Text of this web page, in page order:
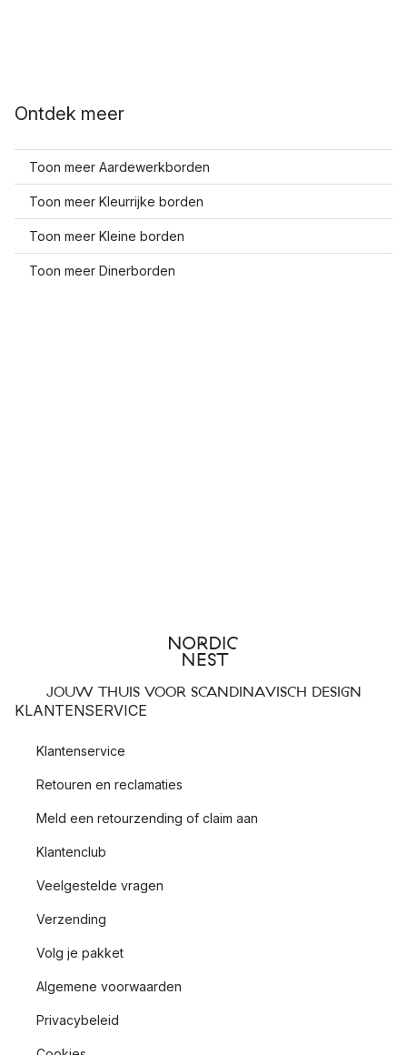
Ontdek meer
Toon meer Aardewerkborden
Toon meer Kleurrijke borden
Toon meer Kleine borden
Toon meer Dinerborden
JOUW THUIS VOOR SCANDINAVISCH DESIGN
KLANTENSERVICE
Klantenservice
Retouren en reclamaties
Meld een retourzending of claim aan
Klantenclub
Veelgestelde vragen
Verzending
Volg je pakket
Algemene voorwaarden
Privacybeleid